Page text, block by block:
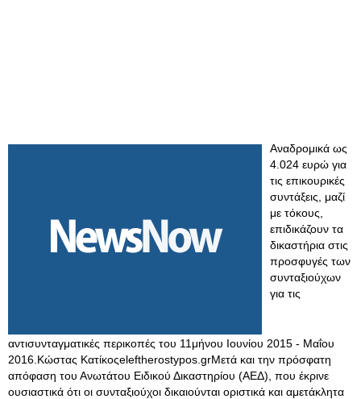
Αναδρομικά ως
4.024 ευρώ για
τις επικουρικές
συντάξεις, μαζί
με τόκους,
επιδικάζουν τα
δικαστήρια στις
προσφυγές των
συνταξιούχων
για τις
αντισυνταγματικές περικοπές του 11μήνου Ιουνίου 2015 - Μαΐου
2016.Κώστας Κατίκοςeleftherostypos.grΜετά και την πρόσφατη
απόφαση του Ανωτάτου Ειδικού Δικαστηρίου (ΑΕΔ), που έκρινε
ουσιαστικά ότι οι συνταξιούχοι δικαιούνται οριστικά και αμετάκλητα